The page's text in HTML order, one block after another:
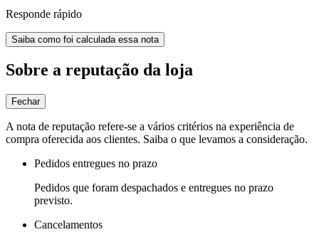
Responde rápido
Saiba como foi calculada essa nota
Sobre a reputação da loja
Fechar
A nota de reputação refere-se a vários critérios na experiência de
compra oferecida aos clientes. Saiba o que levamos a consideração.
Pedidos entregues no prazo
Pedidos que foram despachados e entregues no prazo
previsto.
Cancelamentos